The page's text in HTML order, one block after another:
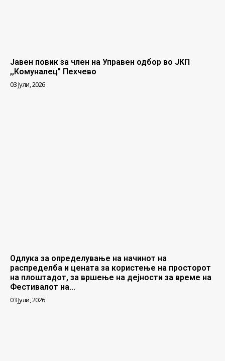
Јавен повик за член на Управен одбор во ЈКП
,,Комуналец” Пехчево
03 Јули, 2026
Одлука за определување на начинот на
распределба и цената за користење на просторот
на плоштадот, за вршење на дејности за време на
Фестивалот на...
03 Јули, 2026